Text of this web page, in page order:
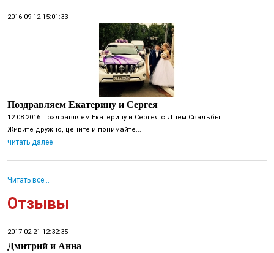
2016-09-12 15:01:33
Поздравляем Екатерину и Сергея
12.08.2016 Поздравляем Екатерину и Сергея с Днём Свадьбы!
Живите дружно, цените и понимайте...
читать далее
Читать все...
Отзывы
2017-02-21 12:32:35
Дмитрий и Анна